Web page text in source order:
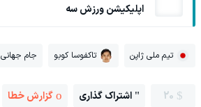
اپلیکیشن ورزش سه
تیم ملی ژاپن تاکفوسا کوبو جام جهانی 2026
20 اشتراک گذاری گزارش خطا